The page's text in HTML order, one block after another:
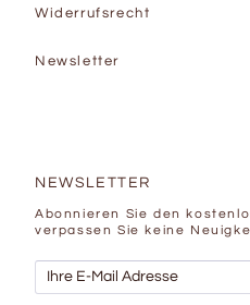
Widerrufsrecht
Newsletter
NEWSLETTER
Abonnieren Sie den
verpassen Sie keine